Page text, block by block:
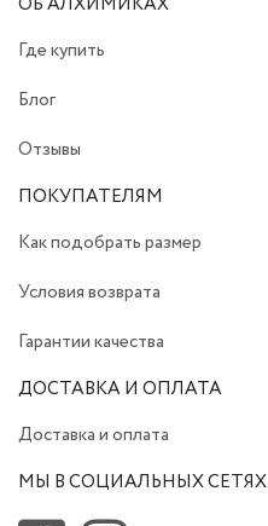
Где купить
Блог
Отзывы
ПОКУПАТЕЛЯМ
Как подобрать размер
Условия возврата
Гарантии качества
ДОСТАВКА И ОПЛАТА
Доставка и оплата
МЫ В СОЦИАЛЬНЫХ СЕТЯХ